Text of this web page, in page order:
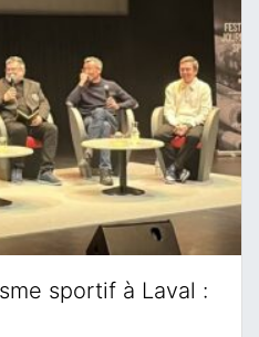
sportif à Laval :